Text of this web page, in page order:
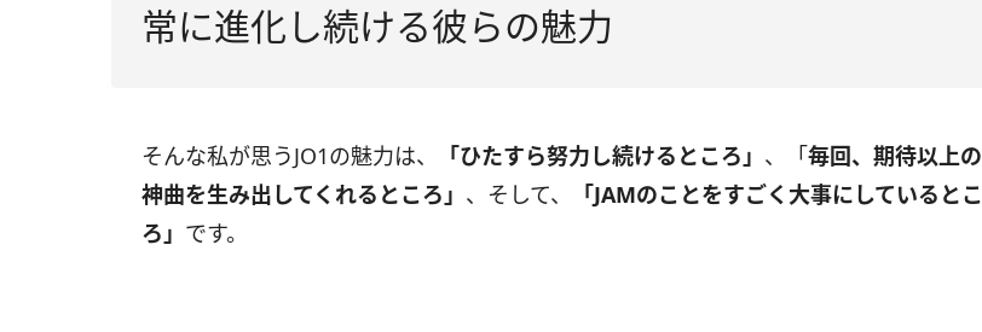
常に進化し続ける彼らの魅力
そんな私が思うJO1の魅力は、 「ひたすら努力し続けるところ」 、「毎回、期待以上の
神曲を生み出してくれるところ」 、そして、
「JAMのことをすごく大事にしているとこ
ろ」 です。